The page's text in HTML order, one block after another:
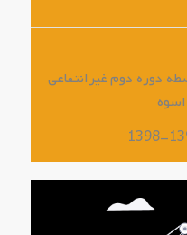
دوره دوم غیرانتفاعی